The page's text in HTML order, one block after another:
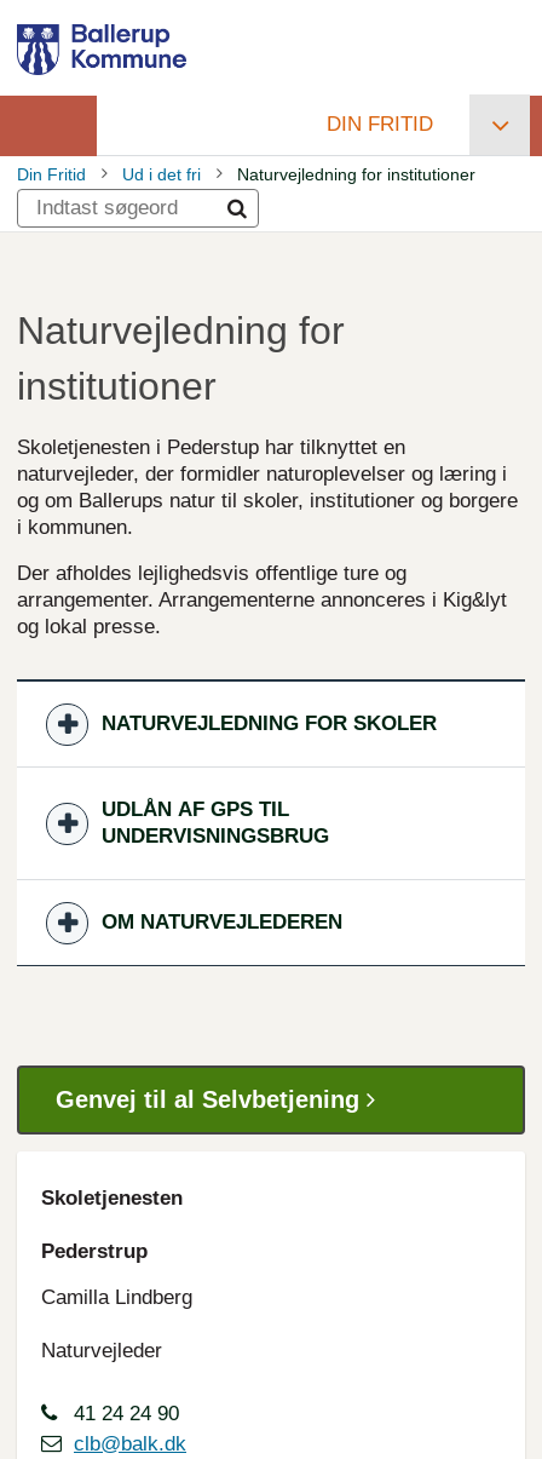
hovedindhold
Primær
navigation
DIN FRITID
Brødkrumme
Din Fritid Ud i det fri Naturvejledning for institutioner
Naturvejledning for
institutioner
Skoletjenesten i Pederstup har tilknyttet en
naturvejleder, der formidler naturoplevelser og læring i
og om Ballerups natur til skoler, institutioner og borgere
i kommunen.
Der afholdes lejlighedsvis offentlige ture og
arrangementer. Arrangementerne annonceres i Kig&lyt
og lokal presse.
NATURVEJLEDNING FOR SKOLER
UDLÅN AF GPS TIL
UNDERVISNINGSBRUG
OM NATURVEJLEDEREN
Genvej til al Selvbetjening
Skoletjenesten
Pederstrup
Camilla Lindberg
Naturvejleder
41 24 24 90
clb@balk.dk